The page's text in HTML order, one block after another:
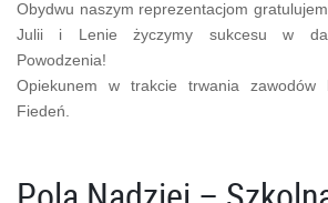
Obydwu naszym reprezentacjom
Julii i Lenie życzymy sukcesu w
Powodzenia!
Opiekunem w trakcie trwania zawodów
Fiedeń.